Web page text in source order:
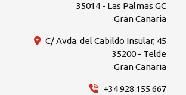
35014 - Las Palmas GC
Gran Canaria
C/ Avda. del Cabildo Insular, 45
35200 - Telde
Gran Canaria
+34 928 155 667